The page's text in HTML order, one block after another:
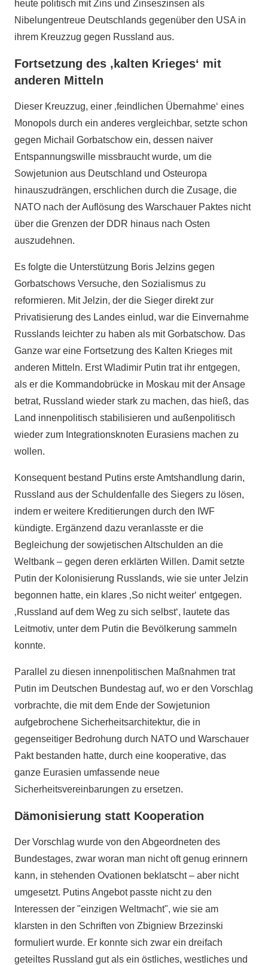
heute politisch mit Zins und Zinseszinsen als
Nibelungentreue Deutschlands gegenüber den USA in
ihrem Kreuzzug gegen Russland aus.
Fortsetzung des ‚kalten Krieges‘ mit
anderen Mitteln
Dieser Kreuzzug, einer ‚feindlichen Übernahme‘ eines
Monopols durch ein anderes vergleichbar, setzte schon
gegen Michail Gorbatschow ein, dessen naiver
Entspannungswille missbraucht wurde, um die
Sowjetunion aus Deutschland und Osteuropa
hinauszudrängen, erschlichen durch die Zusage, die
NATO nach der Auflösung des Warschauer Paktes nicht
über die Grenzen der DDR hinaus nach Osten
auszudehnen.
Es folgte die Unterstützung Boris Jelzins gegen
Gorbatschows Versuche, den Sozialismus zu
reformieren. Mit Jelzin, der die Sieger direkt zur
Privatisierung des Landes einlud, war die Einvernahme
Russlands leichter zu haben als mit Gorbatschow. Das
Ganze war eine Fortsetzung des Kalten Krieges mit
anderen Mitteln. Erst Wladimir Putin trat ihr entgegen,
als er die Kommandobrücke in Moskau mit der Ansage
betrat, Russland wieder stark zu machen, das hieß, das
Land innenpolitisch stabilisieren und außenpolitisch
wieder zum Integrationsknoten Eurasiens machen zu
wollen.
Konsequent bestand Putins erste Amtshandlung darin,
Russland aus der Schuldenfalle des Siegers zu lösen,
indem er weitere Kreditierungen durch den IWF
kündigte. Ergänzend dazu veranlasste er die
Begleichung der sowjetischen Altschulden an die
Weltbank – gegen deren erklärten Willen. Damit setzte
Putin der Kolonisierung Russlands, wie sie unter Jelzin
begonnen hatte, ein klares ‚So nicht weiter‘ entgegen.
‚Russland auf dem Weg zu sich selbst‘, lautete das
Leitmotiv, unter dem Putin die Bevölkerung sammeln
konnte.
Parallel zu diesen innenpolitischen Maßnahmen trat
Putin im Deutschen Bundestag auf, wo er den Vorschlag
vorbrachte, die mit dem Ende der Sowjetunion
aufgebrochene Sicherheitsarchitektur, die in
gegenseitiger Bedrohung durch NATO und Warschauer
Pakt bestanden hatte, durch eine kooperative, das
ganze Eurasien umfassende neue
Sicherheitsvereinbarungen zu ersetzen.
Dämonisierung statt Kooperation
Der Vorschlag wurde von den Abgeordneten des
Bundestages, zwar woran man nicht oft genug erinnern
kann, in stehenden Ovationen beklatscht – aber nicht
umgesetzt. Putins Angebot passte nicht zu den
Interessen der "einzigen Weltmacht", wie sie am
klarsten in den Schriften von Zbigniew Brzezinski
formuliert wurde. Er konnte sich zwar ein dreifach
geteiltes Russland gut als ein östliches, westliches und